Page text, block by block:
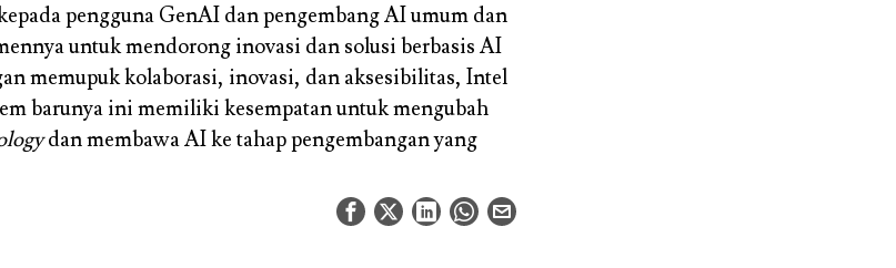
pengguna GenAI dan pengembang AI umum dan
untuk mendorong inovasi dan solusi berbasis AI
memupuk kolaborasi, inovasi, dan aksesibilitas, Intel
barunya ini memiliki kesempatan untuk mengubah
dan membawa AI ke tahap pengembangan yang